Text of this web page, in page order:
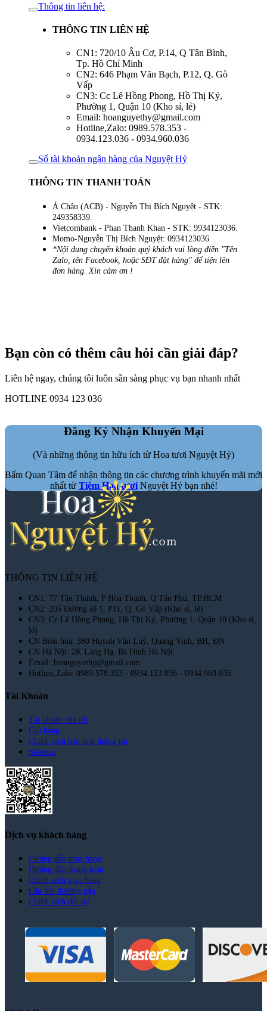
Thông tin liên hệ:
THÔNG TIN LIÊN HỆ
CN1: 720/10 Âu Cơ, P.14, Q Tân Bình,
Tp. Hồ Chí Minh
CN2: 646 Phạm Văn Bạch, P.12, Q. Gò
Vấp
CN3: Cc Lê Hồng Phong, Hồ Thị Kỷ,
Phường 1, Quận 10 (Kho sỉ, lẻ)
Email: hoanguyethy@gmail.com
Hotline,Zalo: 0989.578.353 -
0934.123.036 - 0934.960.036
Số tài khoản ngân hàng của Nguyệt Hỷ
THÔNG TIN THANH TOÁN
Á Châu (ACB) - Nguyễn Thị Bích Nguyệt - STK:
249358339.
Vietcombank - Phan Thanh Khan - STK: 9934123036.
Momo-Nguyễn Thị Bích Nguyệt: 0934123036
*Nội dung chuyển khoản quý khách vui lòng điền "Tên
Zalo, tên Facebook, hoặc SĐT đặt hàng" để tiện lên
đơn hàng. Xin cảm ơn !
Bạn còn có thêm câu hỏi cần giải đáp?
Liên hệ ngay, chúng tôi luôn sẳn sàng phục vụ bạn nhanh nhất
HOTLINE 0934 123 036
Đăng Ký Nhận Khuyến Mại
(Và những thông tin hữu ích từ Hoa tươi Nguyệt Hỷ)
Bấm Quan Tâm để nhận thông tin các chương trình khuyến mãi mới
nhất từ Tiệm Hoa tươiNguyệt Hỷ bạn nhé!
THÔNG TIN LIÊN HỆ
CN1: 77 Tân Thành, P Hòa Thạnh, Q Tân Phú, TP.HCM
CN2: 205 Đường số 1, P11, Q. Gò Vấp (Kho sỉ, lẻ)
CN3: Cc Lê Hồng Phong, Hồ Thị Kỷ, Phường 1, Quận 10 (Kho sỉ,
lẻ)
CN Biên hòa: 380 Huỳnh Văn Luỹ, Quang Vinh, BH, ĐN
CN Hà Nội: 2K Láng Hạ, Ba Đình Hà Nội.
Email: hoanguyethy@gmail.com
Hotline,Zalo: 0989.578.353 - 0934.123.036 - 0934.960.036
Tài Khoản
Tài khoản của tôi
Giỏ hàng
Chính sách bảo mật thông tin
Sitemap
Dịch vụ khách hàng
Hướng dẫn mua hàng
Hướng dẫn thanh toán
Chính sách giao hàng
Câu hỏi thường gặp
Chính sách đổi trả